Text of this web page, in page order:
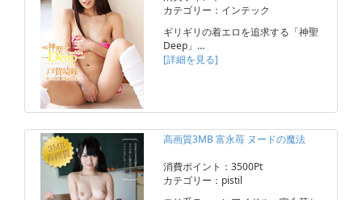
カテゴリー：インテック
ギリギリの着エロを追求する「神聖
Deep」…
[詳細を見る]
高画質3MB 富永苺 ヌードの魔法
消費ポイント：3500Pt
カテゴリー：pistil